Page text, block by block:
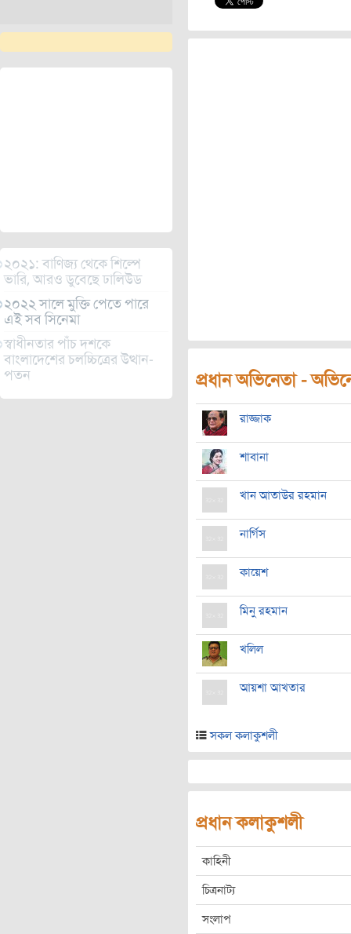
২০২১: বাণিজ্য থেকে শিল্পে
ভারি, আরও ডুবেছে ঢালিউড
২০২২ সালে মুক্তি পেতে পারে
এই সব সিনেমা
স্বাধীনতার পাঁচ দশকে
বাংলাদেশের চলচ্চিত্রের উত্থান-
পতন
প্রধান অভিনেতা -
রাজ্জাক
শাবানা
খান আতাউর রহমান
নার্গিস
কায়েশ
মিনু রহমান
খলিল
আয়শা আখতার
সকল কলাকুশলী
প্রধান কলাকুশলী
কাহিনী
চিত্রনাট্য
সংলাপ